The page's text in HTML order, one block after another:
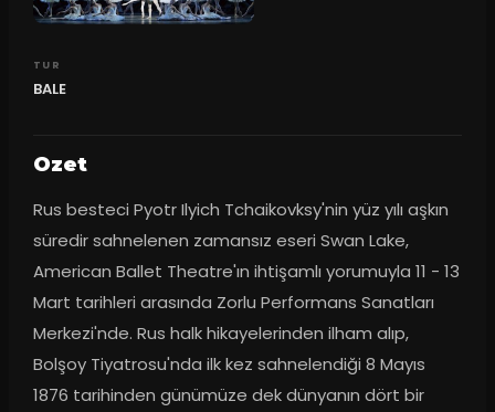
TUR
BALE
Ozet
Rus besteci Pyotr Ilyich Tchaikovksy'nin yüz yılı aşkın
süredir sahnelenen zamansız eseri Swan Lake,
American Ballet Theatre'ın ihtişamlı yorumuyla 11 - 13
Mart tarihleri arasında Zorlu Performans Sanatları
Merkezi'nde. Rus halk hikayelerinden ilham alıp,
Bolşoy Tiyatrosu'nda ilk kez sahnelendiği 8 Mayıs
1876 tarihinden günümüze dek dünyanın dört bir